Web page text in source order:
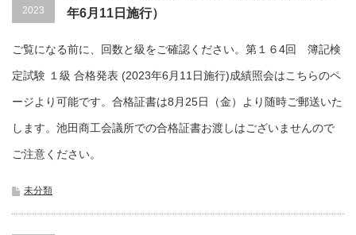
2023
年6月11日施行）
ご覧になる前に、回数と級をご確認ください。第１６4回 簿記検
定試験 １級 合格発表 (2023年6月11日施行)成績照会はこちらのペ
ージより可能です。合格証書は8月25日（金）より随時ご郵送いた
します。池田商工会議所での合格証書お渡しはございませんので
ご注意ください。
未分類